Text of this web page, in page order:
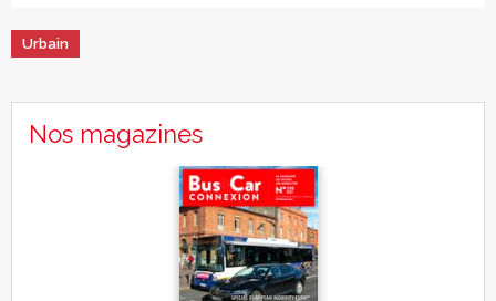
Urbain
Nos magazines